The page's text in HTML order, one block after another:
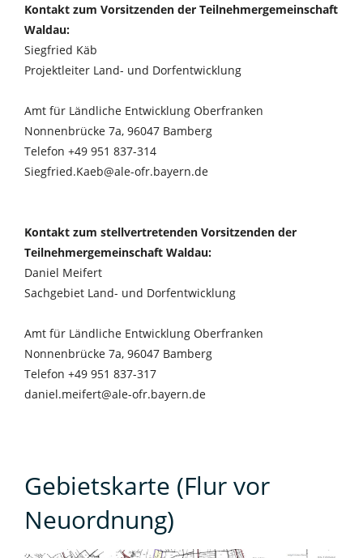
Kontakt zum Vorsitzenden der Teilnehmergemeinschaft
Waldau:
Siegfried Käb
Projektleiter Land- und Dorfentwicklung
Amt für Ländliche Entwicklung Oberfranken
Nonnenbrücke 7a, 96047 Bamberg
Telefon +49 951 837-314
Siegfried.Kaeb@ale-ofr.bayern.de
Kontakt zum stellvertretenden Vorsitzenden der
Teilnehmergemeinschaft Waldau:
Daniel Meifert
Sachgebiet Land- und Dorfentwicklung
Amt für Ländliche Entwicklung Oberfranken
Nonnenbrücke 7a, 96047 Bamberg
Telefon +49 951 837-317
daniel.meifert@ale-ofr.bayern.de
Gebietskarte (Flur vor
Neuordnung)